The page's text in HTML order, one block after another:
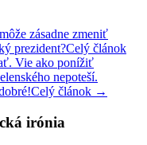
zásadne zmeniť
prezident?Celý článok
Vie ako ponížiť
nepoteší.
Celý článok →
irónia